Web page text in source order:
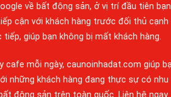
về bất động sản, ở vị trí đầu tiên bạn
cận với khách hàng trước đối thủ cạnh
giúp bạn không bị mất khách hàng.
cafe mỗi ngày, caunoinhadat.com giúp
những khách hàng đang thực sự có nhu
động sản trên toàn quốc. Liên hệ ngay